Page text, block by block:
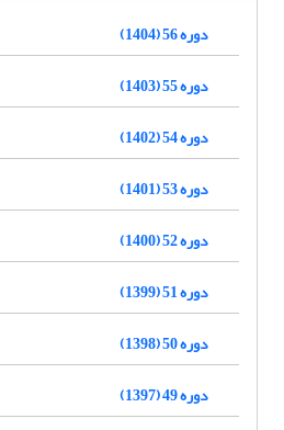
دوره 56 (1404)
دوره 55 (1403)
دوره 54 (1402)
دوره 53 (1401)
دوره 52 (1400)
دوره 51 (1399)
دوره 50 (1398)
دوره 49 (1397)